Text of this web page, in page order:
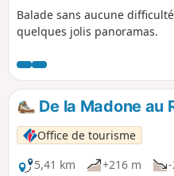
Balade sans aucune
quelques jolis panoramas.
De la Madone au
Office de tourisme
5,41 km
+216 m